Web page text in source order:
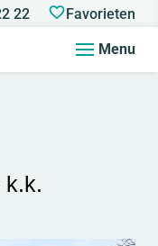
22 Favorieten
Menu
k.k.